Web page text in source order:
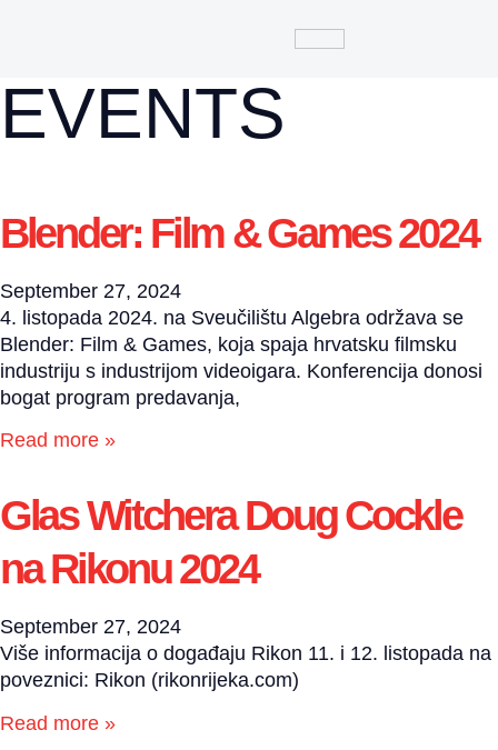
EVENTS
Blender: Film & Games 2024
September 27, 2024
4. listopada 2024. na Sveučilištu Algebra održava se
Blender: Film & Games, koja spaja hrvatsku filmsku
industriju s industrijom videoigara. Konferencija donosi
bogat program predavanja,
Read more »
Glas Witchera Doug Cockle
na Rikonu 2024
September 27, 2024
Više informacija o događaju Rikon 11. i 12. listopada na
poveznici: Rikon (rikonrijeka.com)
Read more »